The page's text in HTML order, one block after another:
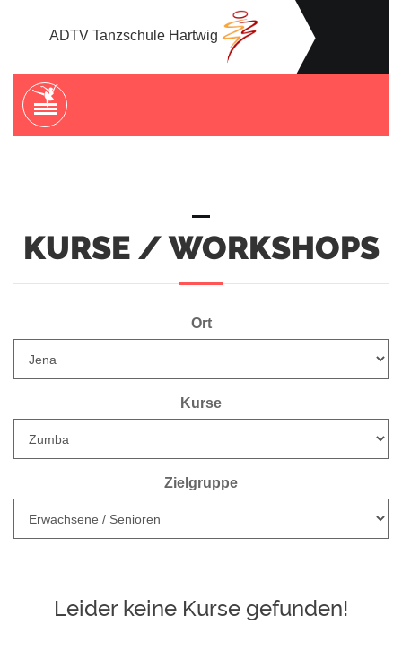
ADTV Tanzschule Hartwig
KURSE / WORKSHOPS
Ort
Kurse
Zielgruppe
Leider keine Kurse gefunden!